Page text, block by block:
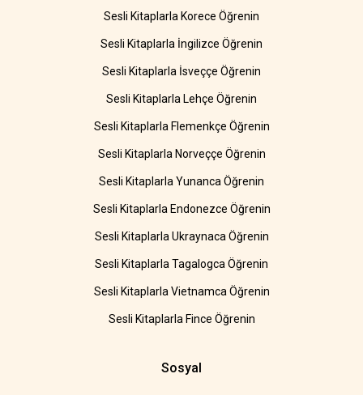
Sesli Kitaplarla Korece Öğrenin
Sesli Kitaplarla İngilizce Öğrenin
Sesli Kitaplarla İsveççe Öğrenin
Sesli Kitaplarla Lehçe Öğrenin
Sesli Kitaplarla Flemenkçe Öğrenin
Sesli Kitaplarla Norveççe Öğrenin
Sesli Kitaplarla Yunanca Öğrenin
Sesli Kitaplarla Endonezce Öğrenin
Sesli Kitaplarla Ukraynaca Öğrenin
Sesli Kitaplarla Tagalogca Öğrenin
Sesli Kitaplarla Vietnamca Öğrenin
Sesli Kitaplarla Fince Öğrenin
Sosyal